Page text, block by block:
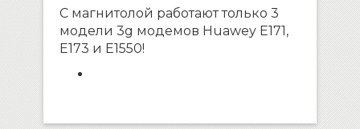
С магнитолой работают только 3
модели 3g модемов Huawey E171,
E173 и E1550!